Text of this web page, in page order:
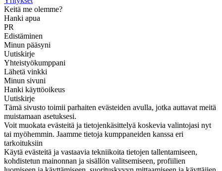
Keitä me olemme?
Hanki apua
PR
Edistäminen
Minun pääsyni
Uutiskirje
Yhteistyökumppani
Lähetä vinkki
Minun sivuni
Hanki käyttöoikeus
Uutiskirje
Tämä sivusto toimii parhaiten evästeiden avulla, jotka auttavat meitä
muistamaan asetuksesi.
Voit muokata evästeitä ja tietojenkäsittelyä koskevia valintojasi nyt
tai myöhemmin. Jaamme tietoja kumppaneiden kanssa eri
tarkoituksiin
Käytä evästeitä ja vastaavia tekniikoita tietojen tallentamiseen,
kohdistetun mainonnan ja sisällön valitsemiseen, profiilien